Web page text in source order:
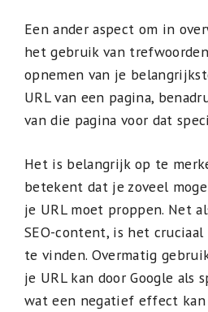
Een ander aspect om in
het gebruik van
opnemen van je
URL van een pagina,
van die pagina voor dat
Het is belangrijk op te
betekent dat je zoveel
je URL moet proppen. Net
SEO-content, is het
te vinden. Overmatig
je URL kan door Google als
wat een negatief effect